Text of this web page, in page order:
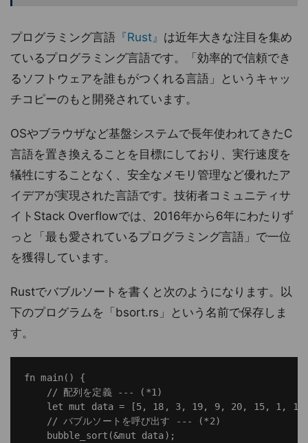
プログラミング言語 『Rust』 は近年大きな注目を集め
ているプログラミング言語です。「効率的で信頼でき
るソフトウェアを誰もがつくれる言語」というキャッ
チコピーのもと開発されています。
OSやブラウザなど基盤システムで長年使われてきたC
言語を置き換えることを目標にしており、実行速度を
犠牲にすることなく、安全なメモリ管理など優れたア
イデアが実現された言語です。技術者コミュニティサ
イトStack Overflowでは、2016年から6年にわたりず
っと「最も愛されているプログラミング言語」で一位
を獲得しています。
Rustでバブルソートを書くと次のようになります。以
下のプログラムを「bsort.rs」という名前で保存しま
す。
fn main() {
    // 配列を定義 --- (*1)
let mut data = [5, 18, 3, 19, 9, 20, 15, 1,
    // バブルソートを呼び出す --- (*2)
    bubble_sort(&mut data);